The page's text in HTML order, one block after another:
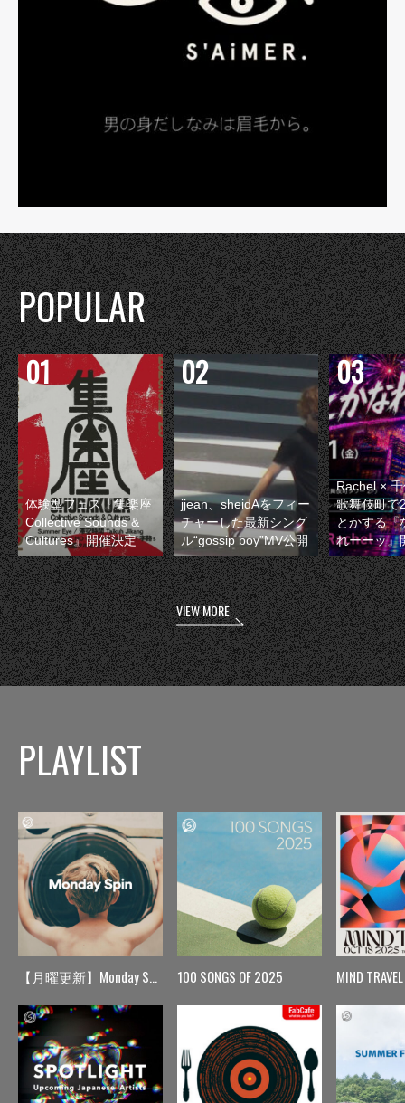
POPULAR
体験型フェス『集楽座
Collective Sounds &
Cultures』開催決定
jjean、sheidAをフィー
チャーした最新シング
ル“gossip boy”MV公開
Rachel ×
歌舞伎町で
とかする『
れーーッ』
VIEW MORE
PLAYLIST
【月曜更新】Monday Spin 100 SONGS OF 2025 MIND TRAVEL